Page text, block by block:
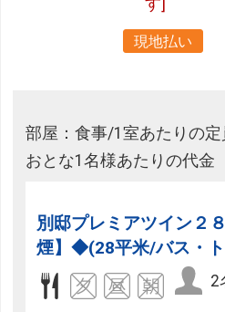
現地払い
部屋：食事/1室あたりの定
おとな1名様あたりの代金
別邸プレミアツイン２
煙】◆(28平米/バス・
2